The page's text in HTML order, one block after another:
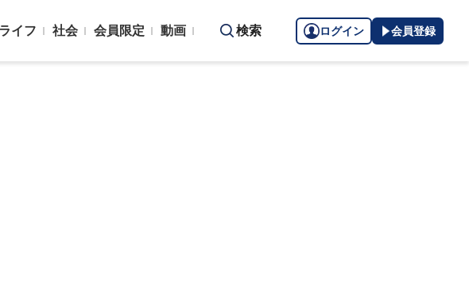
ライフ 社会 会員限定 動画 検索 ログイン 会員登録